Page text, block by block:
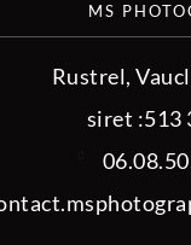
MS
Rustrel,
siret :513